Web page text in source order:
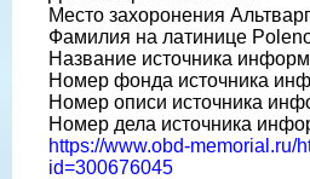
Место захоронения
Фамилия на латинице
Название источника
Номер фонда источника
Номер описи источника
Номер дела источника
https://www.obd-memorial.ru/
id=300676045